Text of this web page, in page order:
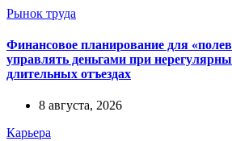
Рынок труда
Финансовое планирование для
управлять деньгами при
длительных отъездах
8 августа, 2026
Карьера